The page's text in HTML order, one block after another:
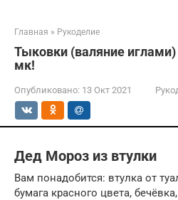
Главная » Рукоделие
Тыковки (валяние
мк!
Опубликовано: 13 Окт 2021
Дед Мороз из втулки
Вам понадобится: втулка от
бумага красного цвета,